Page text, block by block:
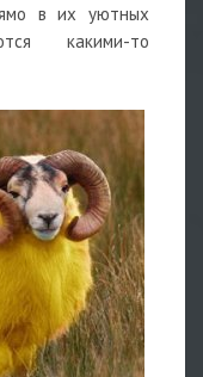
в их уютных
какими-то